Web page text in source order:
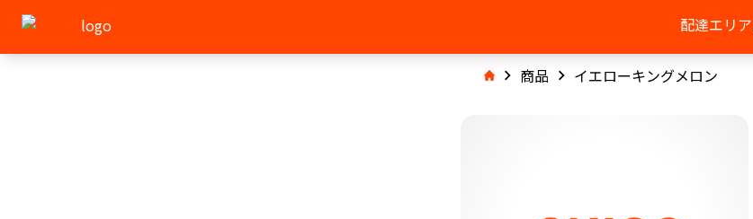
配達エリア
商品 イエローキングメロン